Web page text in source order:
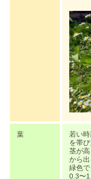
葉
若い
を帯
茎が
から
緑色
0.3〜